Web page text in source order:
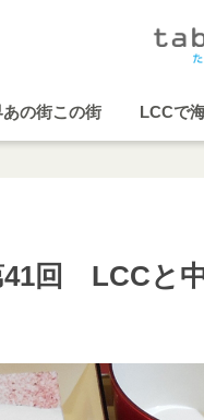
の街この街 LCCで
41回 LCCと